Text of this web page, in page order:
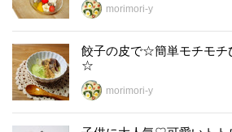
morimori-y
餃子の皮で☆簡単モチモチ
☆
morimori-y